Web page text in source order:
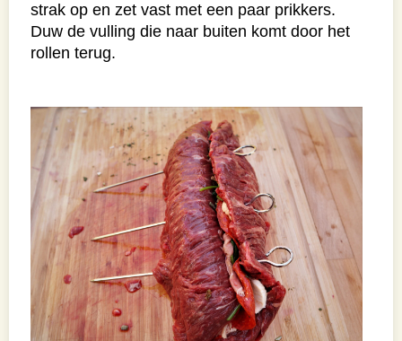
strak op en zet vast met een paar prikkers.
Duw de vulling die naar buiten komt door het
rollen terug.